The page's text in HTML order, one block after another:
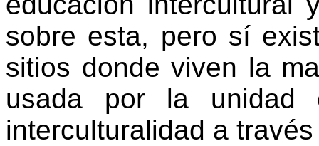
sobre esta, pero sí
sitios donde viven la
usada por la unidad
interculturalidad a